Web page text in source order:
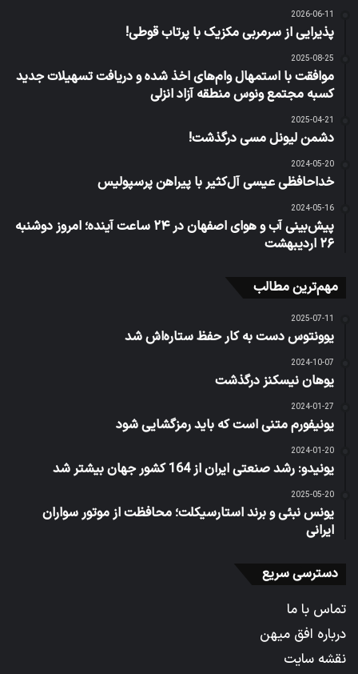
2026-06-11
پذیرایی از سرمربی مکزیک با پرتاب قوطی!
2025-08-25
موافقت با استمهال وام‌های اخذ شده و دریافت تسهیلات جدید
کسبه مجتمع ونوس منطقه آزاد انزلی
2025-04-21
دشمن لیونل مسی درگذشت!
2024-05-20
خداحافظی عیسی آل‌کثیر با پیراهن پرسپولیس
2024-05-16
پیش‌بینی آب و هوای اصفهان در ۲۴ ساعت آینده؛ امروز دوشنبه
۲۶ اردیبهشت
مهم‌ترین مطالب
2025-07-11
یوونتوس دست به کار حفظ ستاره‌اش شد
2024-10-07
یوهان نیسکنز درگذشت
2024-01-27
یونیفورم متنی است که باید رمزگشایی شود
2024-01-20
یونیدو: رشد صنعتی ایران از 164 کشور جهان بیشتر شد
2025-05-20
یونس نبئی و برند استارسیکلت؛ محافظت از موتور سواران
ایرانی
دسترسی سریع
تماس با ما
درباره افق میهن
نقشه سایت